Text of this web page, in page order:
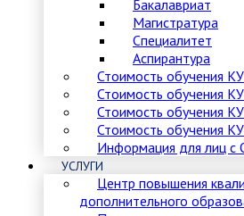
Бакалавриат
Магистратура
Специалитет
Аспирантура
Стоимость обучения
Стоимость обучения
Стоимость обучения
Стоимость обучения
Информация для лиц с
УСЛУГИ
Центр повышения
дополнительного